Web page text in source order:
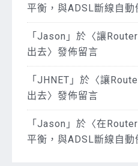
平衡，與ADSL斷線自動
「 Jason 」於〈讓
出去〉發佈留言
「 JHNET 」於〈讓
出去〉發佈留言
「 Jason 」於〈在
平衡，與ADSL斷線自動